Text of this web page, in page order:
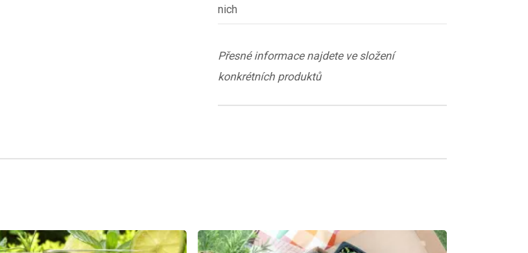
nich
Přesné informace najdete ve složení
konkrétních produktů